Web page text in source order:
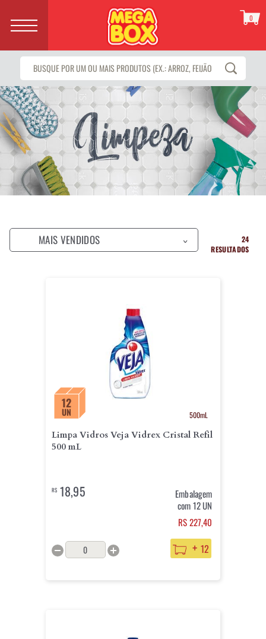
0
MAIS VENDIDOS >
24
RESULTADOS
12
UN 500mL
Limpa Vidros Veja Vidrex Cristal Refil
500 mL
R$18,95
Embalagem
com 12 UN
RS 227,40
+ 12